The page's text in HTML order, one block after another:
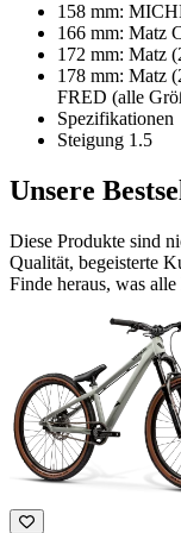
158 mm:
166 mm: Matz
172 mm: Matz
178 mm: Matz
FRED (alle
Spezifikationen
Steigung 1.5
Unsere
Diese Produkte sind
Qualität, begeisterte
Finde heraus, was alle